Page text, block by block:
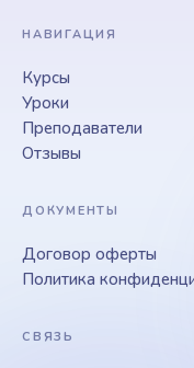
НАВИГАЦИЯ
Курсы
Уроки
Преподаватели
Отзывы
ДОКУМЕНТЫ
Договор оферты
Политика
СВЯЗЬ